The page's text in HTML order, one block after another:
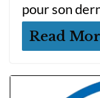
pour son
Read